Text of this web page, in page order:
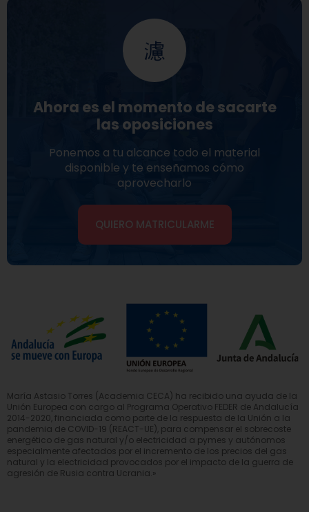
Ahora es el momento de sacarte
las oposiciones
Ponemos a tu alcance todo el material
disponible y te enseñamos cómo
aprovecharlo
QUIERO MATRICULARME
María Astasio Torres (Academia CECA) ha recibido una ayuda de la
Unión Europea con cargo al Programa Operativo FEDER de Andalucía
2014-2020, financiada como parte de la respuesta de la Unión a la
pandemia de COVID-19 (REACT-UE), para compensar el sobrecoste
energético de gas natural y/o electricidad a pymes y autónomos
especialmente afectados por el incremento de los precios del gas
natural y la electricidad provocados por el impacto de la guerra de
agresión de Rusia contra Ucrania.»